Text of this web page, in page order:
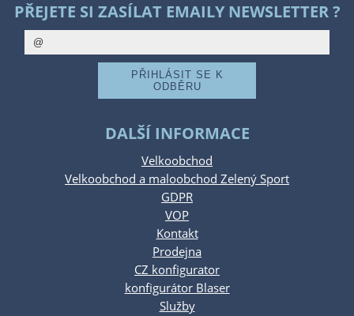
PŘEJETE SI ZASÍLAT EMAILY NEWSLETTER ?
DALŠÍ INFORMACE
Velkoobchod
Velkoobchod a maloobchod Zelený Sport
GDPR
VOP
Kontakt
Prodejna
CZ konfigurator
konfigurátor Blaser
Služby